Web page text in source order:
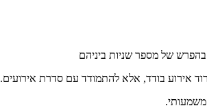
של מספר שניות ביניהם
אירוע בודד, אלא להתמודד עם סדרת אירועים.